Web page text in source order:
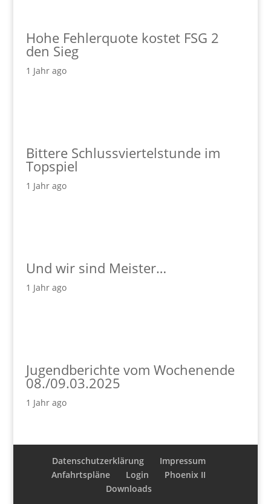
Hohe Fehlerquote kostet FSG 2
den Sieg
1 Jahr ago
Bittere Schlussviertelstunde im
Topspiel
1 Jahr ago
Und wir sind Meister…
1 Jahr ago
Jugendberichte vom Wochenende
08./09.03.2025
1 Jahr ago
Datenschutzerklärung
Impressum
Anfahrtspläne
Login
Phoenix II
Downloads